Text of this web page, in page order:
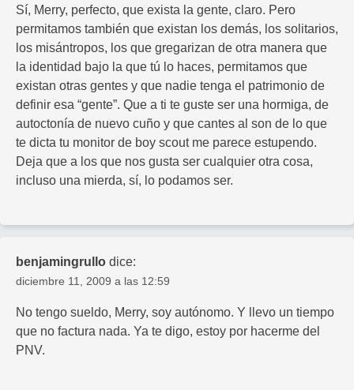
Sí, Merry, perfecto, que exista la gente, claro. Pero
permitamos también que existan los demás, los solitarios,
los misántropos, los que gregarizan de otra manera que
la identidad bajo la que tú lo haces, permitamos que
existan otras gentes y que nadie tenga el patrimonio de
definir esa “gente”. Que a ti te guste ser una hormiga, de
autoctonía de nuevo cuño y que cantes al son de lo que
te dicta tu monitor de boy scout me parece estupendo.
Deja que a los que nos gusta ser cualquier otra cosa,
incluso una mierda, sí, lo podamos ser.
benjamingrullo dice:
diciembre 11, 2009 a las 12:59
No tengo sueldo, Merry, soy autónomo. Y llevo un tiempo
que no factura nada. Ya te digo, estoy por hacerme del
PNV.